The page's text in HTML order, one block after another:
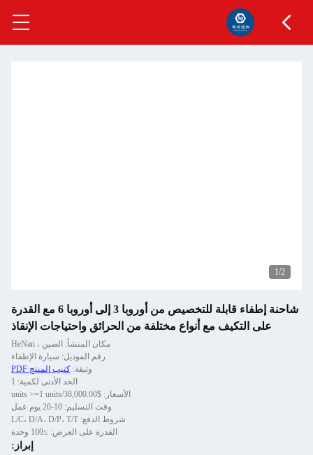
1/2
شاحنة إطفاء قابلة للتخصيص من أوروبا 3 إلى أوروبا 6 مع القدرة
على التكيف مع أنواع مختلفة من الحرائق واحتياجات الإنقاذ
مكان المنشأ: الصين ، HeNan
رقم الموديل: سيارة الإطفاء
وثيقة: كتيب المنتج PDF
الحد الأدنى لكمية: 1
الأسعار: $38,000.00/units >=1 units
وقت التسليم: 10-20 يوم عمل
شروط الدفع: L/C، D/A، D/P، T/T
القدرة على العرض: ≥100 وحدة
إبراز: